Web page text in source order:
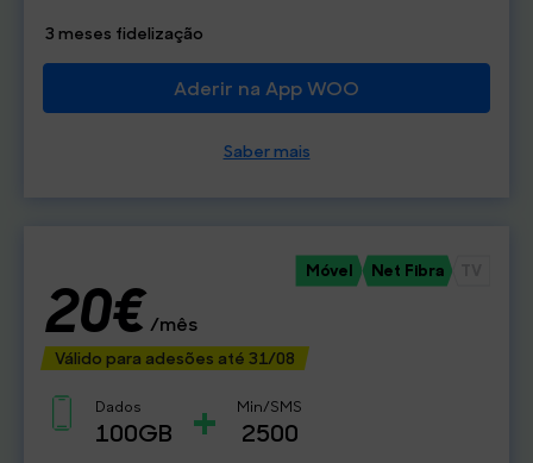
3 meses fidelização
Aderir na App WOO
Saber mais
Móvel Net Fibra
20€/mês
Válido para adesões até 31/08
Dados
100GB + Min/SMS
2500